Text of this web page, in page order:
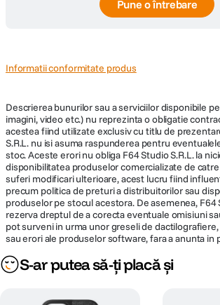
Pune o întrebare
Informatii conformitate produs
Descrierea bunurilor sau a serviciilor disponibile
imagini, video etc.) nu reprezinta o obligatie
acestea fiind utilizate exclusiv cu titlu de
S.R.L. nu isi asuma raspunderea pentru
stoc. Aceste erori nu obliga F64 Studio S.R.L. la
disponibilitatea produselor comercializate de
suferi modificari ulterioare, acest lucru fiind
precum politica de preturi a distribuitorilor sau
produselor pe stocul acestora. De asemenea, F64
rezerva dreptul de a corecta eventuale omisiuni
pot surveni in urma unor greseli de
sau erori ale produselor software, fara a anunta in
S-ar putea să-ți placă și